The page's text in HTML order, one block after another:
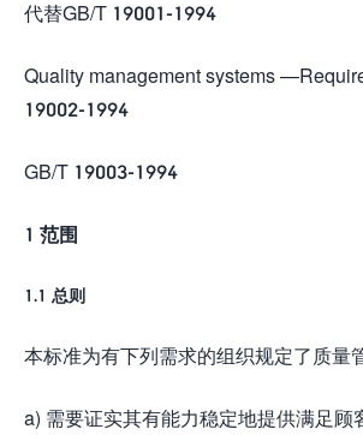
代替GB/T 19001-1994
Quality management systems
19002-1994
GB/T 19003-1994
1 范围
1.1 总则
本标准为有下列需求的组织规定了质量
a) 需要证实其有能力稳定地提供满足顾